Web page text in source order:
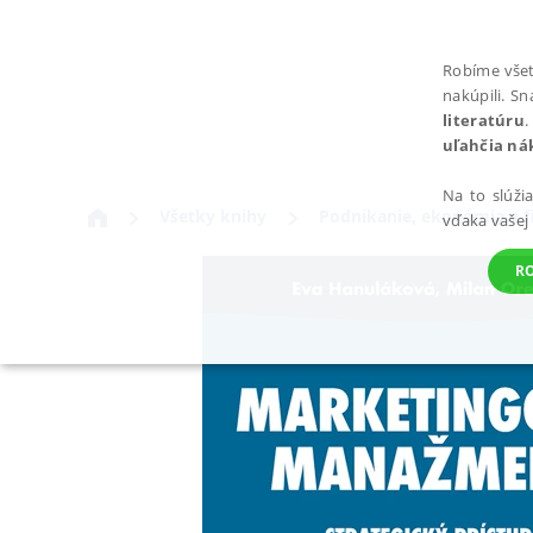
Podnikanie, ekonómia a
Robíme
nakúpili.
literatúru
uľahčia
Na to
vďaka
POTREBNÉ